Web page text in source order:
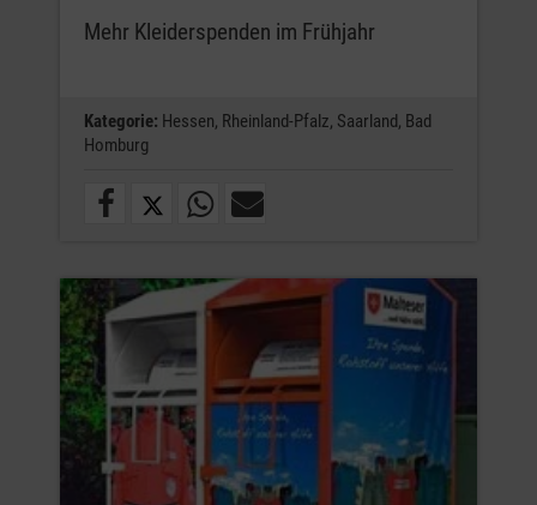
Mehr Kleiderspenden im Frühjahr
Kategorie: Hessen, Rheinland-Pfalz, Saarland, Bad
Homburg